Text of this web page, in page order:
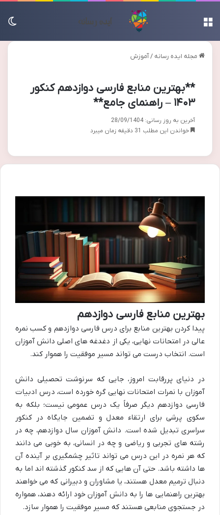
مجله ایده رسانه /آموزش
**بهترین منابع فارسی دوازدهم کنکور
۱۴۰۳ – راهنمای جامع**
آخرین به روز رسانی: 28/09/1404
خواندن این مطلب 31 دقیقه زمان میبرد
بهترین منابع فارسی دوازدهم
پیدا کردن بهترین منابع برای درس فارسی دوازدهم و کسب نمره
عالی در امتحانات نهایی، یکی از دغدغه های اصلی دانش آموزان
است. انتخاب درست می تواند مسیر موفقیت را هموار کند.
در دنیای پررقابت امروز، جایی که سرنوشت تحصیلی دانش
آموزان با نمرات امتحانات نهایی گره خورده است، درس ادبیات
فارسی دوازدهم دیگر صرفاً یک درس عمومی نیست؛ بلکه به
سکوی پرشی برای ارتقاء معدل و تضمین جایگاه در کنکور
سراسری تبدیل شده است. دانش آموزان سال دوازدهم، چه در
رشته های تجربی و ریاضی و چه در انسانی، به خوبی می دانند
که هر نمره در این درس می تواند تاثیر چشمگیری بر آینده آن
ها داشته باشد. حتی آن هایی که از سد کنکور گذشته اند اما به
دنبال ترمیم معدل هستند، یا مشاوران و دبیرانی که می خواهند
بهترین راهنمایی ها را به دانش آموزان خود ارائه دهند، همواره
در جستجوی منابعی هستند که مسیر موفقیت را هموار سازد.